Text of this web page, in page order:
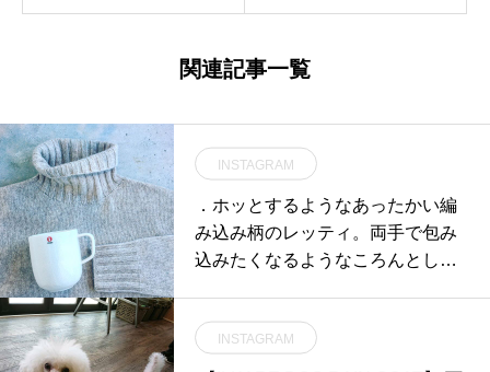
関連記事一覧
INSTAGRAM
．ホッとするようなあったかい編
み込み柄のレッティ。両手で包み
込みたくなるようなころんとした
祝いにもおすすめです♡．#ittala#
INSTAGRAM